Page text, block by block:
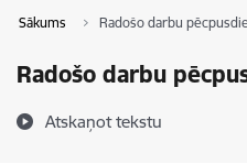
Sākums Radošo darbu
Radošo darbu
Atskaņot tekstu